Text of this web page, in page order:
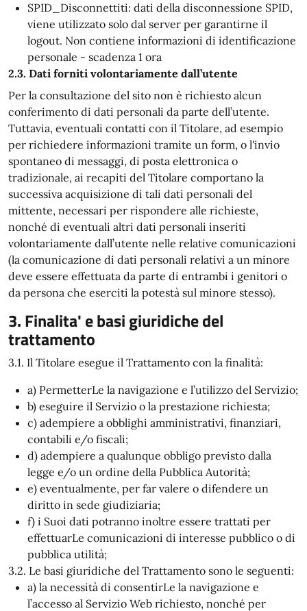
SPID_Disconnettiti: dati della disconnessione SPID,
viene utilizzato solo dal server per garantirne il
logout. Non contiene informazioni di identificazione
personale - scadenza 1 ora
2.3. Dati forniti volontariamente dall’utente
Per la consultazione del sito non è richiesto alcun
conferimento di dati personali da parte dell’utente.
Tuttavia, eventuali contatti con il Titolare, ad esempio
per richiedere informazioni tramite un form, o l'invio
spontaneo di messaggi, di posta elettronica o
tradizionale, ai recapiti del Titolare comportano la
successiva acquisizione di tali dati personali del
mittente, necessari per rispondere alle richieste,
nonché di eventuali altri dati personali inseriti
volontariamente dall’utente nelle relative comunicazioni
(la comunicazione di dati personali relativi a un minore
deve essere effettuata da parte di entrambi i genitori o
da persona che eserciti la potestà sul minore stesso).
3. Finalita' e basi giuridiche del
trattamento
3.1. Il Titolare esegue il Trattamento con la finalità:
a) PermetterLe la navigazione e l’utilizzo del Servizio;
b) eseguire il Servizio o la prestazione richiesta;
c) adempiere a obblighi amministrativi, finanziari,
contabili e/o fiscali;
d) adempiere a qualunque obbligo previsto dalla
legge e/o un ordine della Pubblica Autorità;
e) eventualmente, per far valere o difendere un
diritto in sede giudiziaria;
f) i Suoi dati potranno inoltre essere trattati per
effettuarLe comunicazioni di interesse pubblico o di
pubblica utilità;
3.2. Le basi giuridiche del Trattamento sono le seguenti:
a) la necessità di consentirLe la navigazione e
l’accesso al Servizio Web richiesto, nonché per